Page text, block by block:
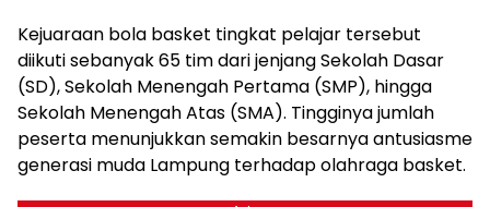
Kejuaraan bola basket tingkat pelajar tersebut
diikuti sebanyak 65 tim dari jenjang Sekolah Dasar
(SD), Sekolah Menengah Pertama (SMP), hingga
Sekolah Menengah Atas (SMA). Tingginya jumlah
peserta menunjukkan semakin besarnya antusiasme
generasi muda Lampung terhadap olahraga basket.